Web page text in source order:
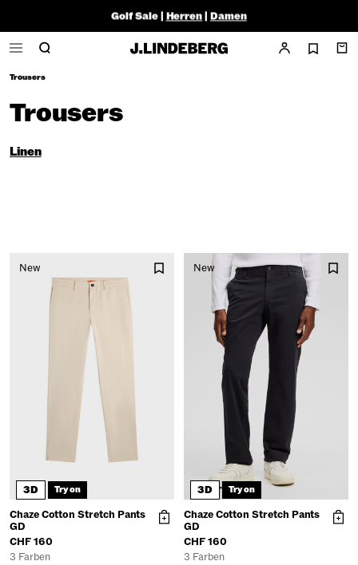
Golf Sale | Herren| Damen
Trousers
Trousers
Linen
New
3D Try on
Chaze Cotton Stretch Pants
GD
CHF 160
3 Farben
New
3D Try on
Chaze Cotton Stretch Pants
GD
CHF 160
3 Farben